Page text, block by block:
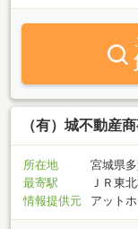
（有）城不動産
所在地
宮城県
最寄駅
ＪＲ東
情報提供元
アット